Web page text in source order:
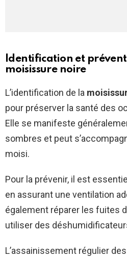
Identification et
moisissure noire
L’identification de la
pour préserver la santé des
Elle se manifeste
sombres et peut
moisi.
Pour la prévenir, il est
en assurant une ventilation
également réparer les fuites
utiliser des
L’assainissement régulier